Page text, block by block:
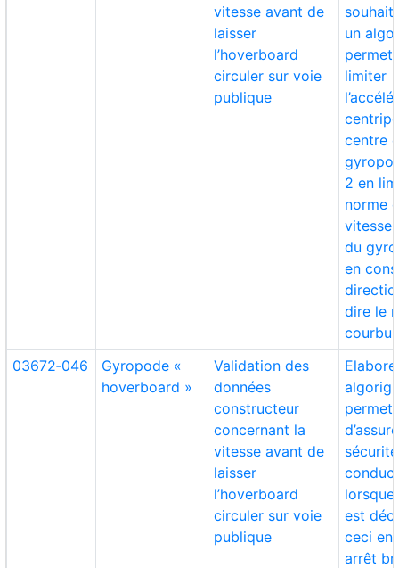
vitesse avant de
laisser
l’hoverboard
circuler sur voie
publique
un
limiter
centre
2 en
norme
vitesse
du
en
dire le
03672‑046
Gyropode «
hoverboard »
Validation des
données
constructeur
concernant la
vitesse avant de
laisser
l’hoverboard
circuler sur voie
publique
est
ceci en
arrêt